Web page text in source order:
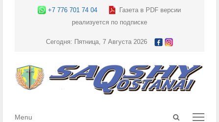
+7 776 701 74 04
Газета в PDF версии
реализуется по подписке
Сегодня: Пятница, 7 Августа 2026
Open
Menu
Menu